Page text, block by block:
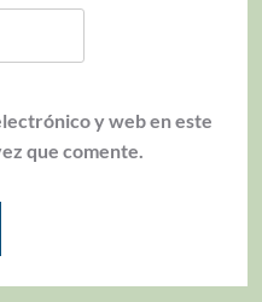
y web en este
que comente.